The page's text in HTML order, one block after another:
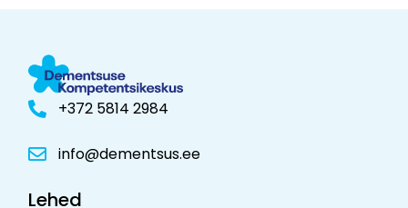
+372 5814 2984
info@dementsus.ee
Lehed